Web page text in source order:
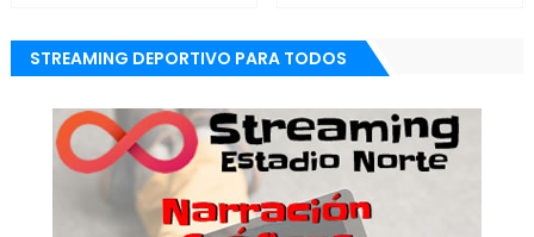
STREAMING DEPORTIVO PARA TODOS